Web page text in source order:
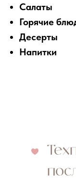
Салаты
Горячие
Десерты
Напитки